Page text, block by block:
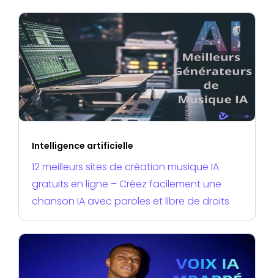
Intelligence artificielle
12 meilleurs sites de création musique IA
gratuits en ligne – Créez facilement une
chanson IA avec paroles et libre de droits